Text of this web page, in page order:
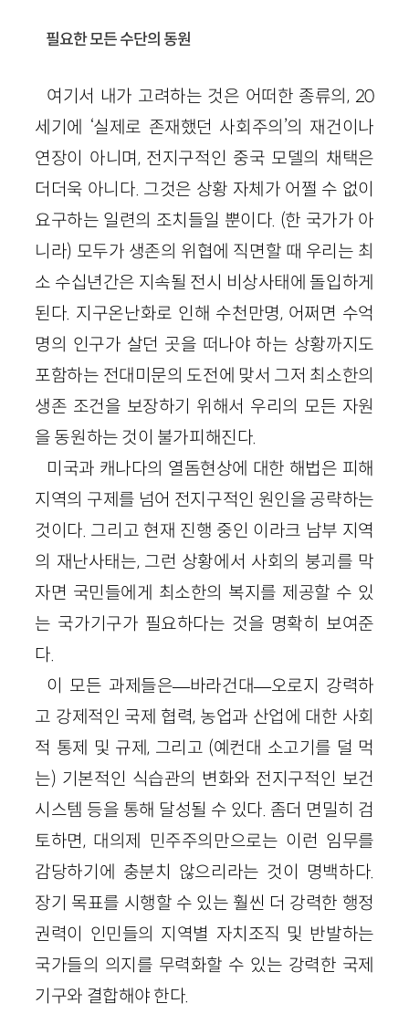
필요한 모든 수단의 동원
여기서 내가 고려하는 것은 어떠한 종류의, 20
세기에 ‘실제로 존재했던 사회주의’의 재건이나
연장이 아니며, 전지구적인 중국 모델의 채택은
더더욱 아니다. 그것은 상황 자체가 어쩔 수 없이
요구하는 일련의 조치들일 뿐이다. (한 국가가 아
니라) 모두가 생존의 위협에 직면할 때 우리는 최
소 수십년간은 지속될 전시 비상사태에 돌입하게
된다. 지구온난화로 인해 수천만명, 어쩌면 수억
명의 인구가 살던 곳을 떠나야 하는 상황까지도
포함하는 전대미문의 도전에 맞서 그저 최소한의
생존 조건을 보장하기 위해서 우리의 모든 자원
을 동원하는 것이 불가피해진다.
미국과 캐나다의 열돔현상에 대한 해법은 피해
지역의 구제를 넘어 전지구적인 원인을 공략하는
것이다. 그리고 현재 진행 중인 이라크 남부 지역
의 재난사태는, 그런 상황에서 사회의 붕괴를 막
자면 국민들에게 최소한의 복지를 제공할 수 있
는 국가기구가 필요하다는 것을 명확히 보여준
다.
이 모든 과제들은—바라건대—오로지 강력하
고 강제적인 국제 협력, 농업과 산업에 대한 사회
적 통제 및 규제, 그리고 (예컨대 소고기를 덜 먹
는) 기본적인 식습관의 변화와 전지구적인 보건
시스템 등을 통해 달성될 수 있다. 좀더 면밀히 검
토하면, 대의제 민주주의만으로는 이런 임무를
감당하기에 충분치 않으리라는 것이 명백하다.
장기 목표를 시행할 수 있는 훨씬 더 강력한 행정
권력이 인민들의 지역별 자치조직 및 반발하는
국가들의 의지를 무력화할 수 있는 강력한 국제
기구와 결합해야 한다.